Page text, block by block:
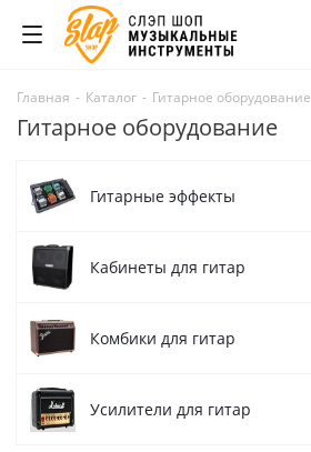
Главная - Каталог - Гитарное оборудование
Гитарное оборудование
Гитарные эффекты
Кабинеты для гитар
Комбики для гитар
Усилители для гитар